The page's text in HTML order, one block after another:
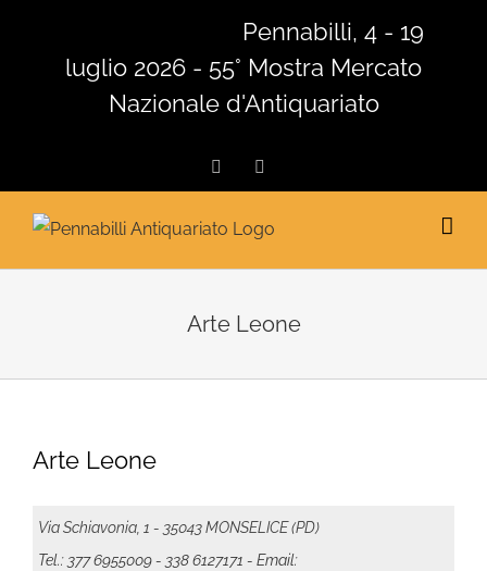
contenuto
Pennabilli, 4 - 19
luglio 2026 - 55° Mostra Mercato
Nazionale d'Antiquariato
Facebook
Arte Leone
Arte Leone
Via Schiavonia, 1 - 35043 MONSELICE (PD)
Tel.: 377 6955009- 338 6127171 - Email: